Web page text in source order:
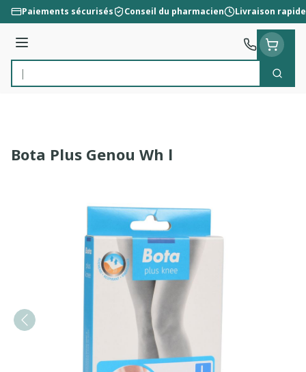
Aller au contenu
Paiements sécurisés Conseil du pharmacien Livraison rapide
Menu
Rechercher
Bota Plus Genou Wh l